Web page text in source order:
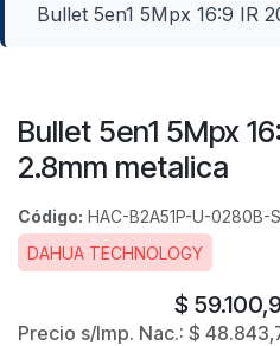
Bullet 5en1 5Mpx 16:9 IR
Bullet 5en1 5Mpx
2.8mm metalica
Código: HAC-B2A51P-U-0280B-
DAHUA TECHNOLOGY
$
Precio s/Imp. Nac.: $